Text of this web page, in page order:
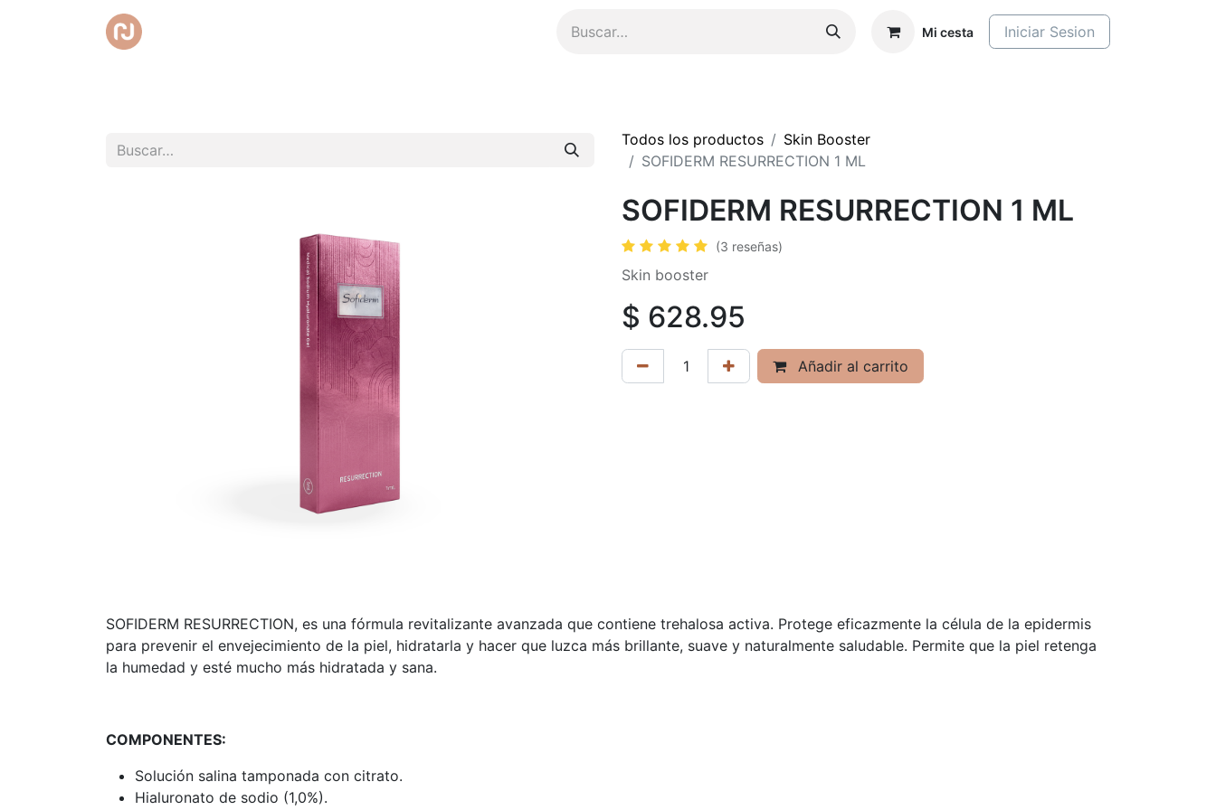
Mi cesta Iniciar Sesion
Todos los productos
Skin Booster
SOFIDERM RESURRECTION 1 ML
SOFIDERM RESURRECTION 1 ML
(3 reseñas)
Skin booster
$ 628.95
Añadir al carrito
SOFIDERM RESURRECTION, es una fórmula revitalizante avanzada que contiene trehalosa activa. Protege eficazmente la célula de la epidermis
para prevenir el envejecimiento de la piel, hidratarla y hacer que luzca más brillante, suave y naturalmente saludable. Permite que la piel retenga
la humedad y esté mucho más hidratada y sana.
COMPONENTES:
Solución salina tamponada con citrato.
Hialuronato de sodio (1,0%).